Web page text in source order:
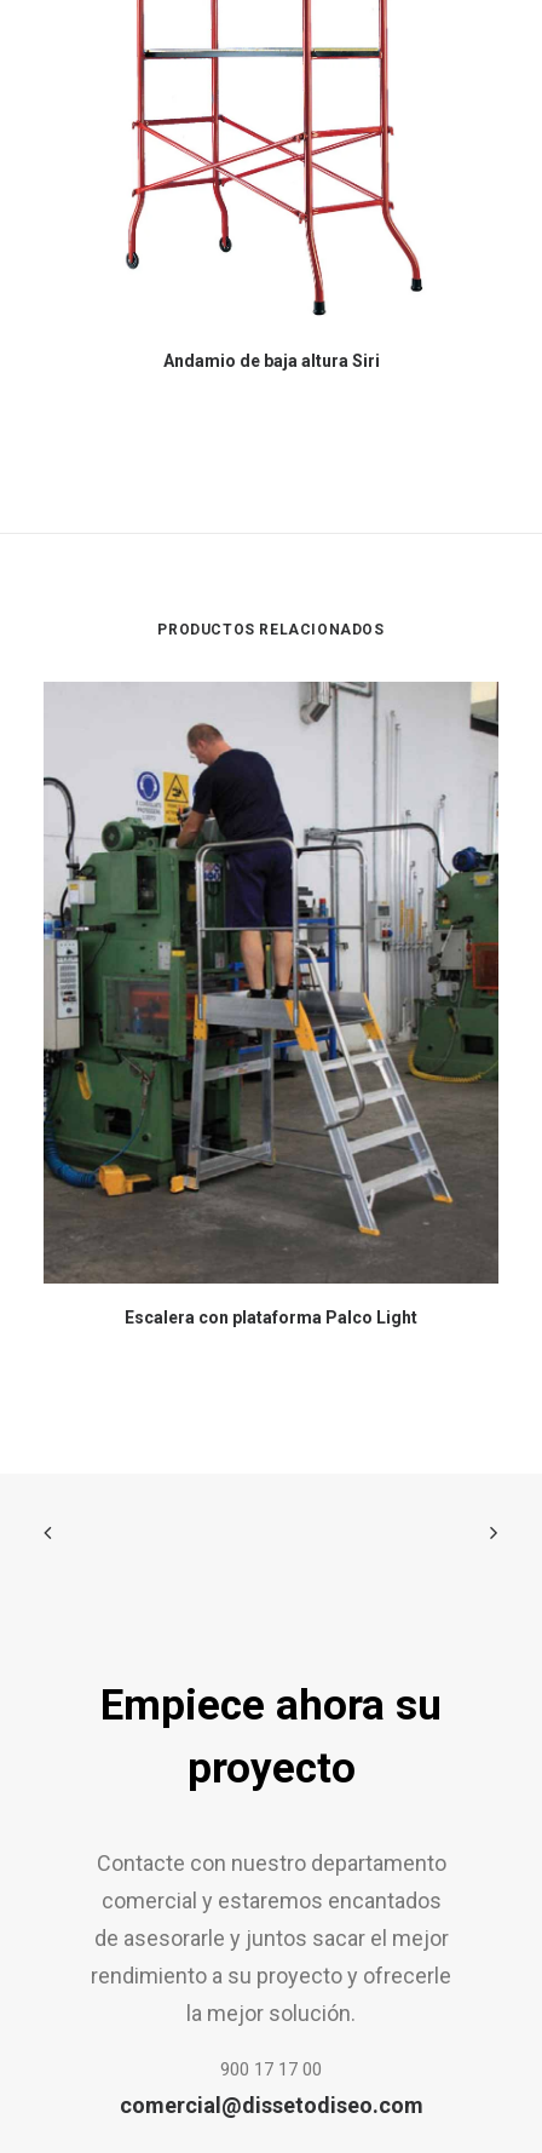
Andamio de baja altura Siri
PRODUCTOS RELACIONADOS
Escalera con plataforma Palco Light
Empiece ahora su
proyecto
Contacte con nuestro departamento
comercial y estaremos encantados
de asesorarle y juntos sacar el mejor
rendimiento a su proyecto y ofrecerle
la mejor solución.
900 17 17 00
comercial@dissetodiseo.com